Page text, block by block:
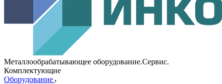
Металлообрабатывающее оборудование.Сервис.
Комплектующие
Оборудование